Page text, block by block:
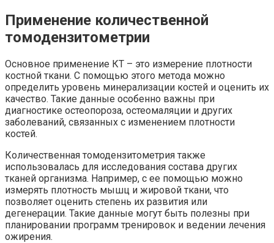
Применение количественной
томодензитометрии
Основное применение КТ – это измерение плотности
костной ткани. С помощью этого метода можно
определить уровень минерализации костей и оценить их
качество. Такие данные особенно важны при
диагностике остеопороза, остеомаляции и других
заболеваний, связанных с изменением плотности
костей.
Количественная томодензитометрия также
использовалась для исследования состава других
тканей организма. Например, с ее помощью можно
измерять плотность мышц и жировой ткани, что
позволяет оценить степень их развития или
дегенерации. Такие данные могут быть полезны при
планировании программ тренировок и ведении лечения
ожирения.